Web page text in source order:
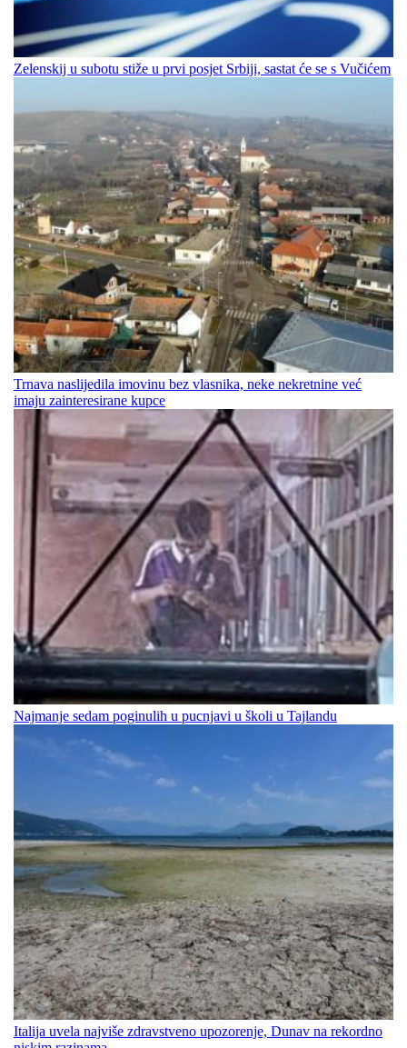
Zelenskij u subotu stiže u prvi posjet Srbiji, sastat će se s Vučićem
Trnava naslijedila imovinu bez vlasnika, neke nekretnine već
imaju zainteresirane kupce
Najmanje sedam poginulih u pucnjavi u školi u Tajlandu
Italija uvela najviše zdravstveno upozorenje, Dunav na rekordno